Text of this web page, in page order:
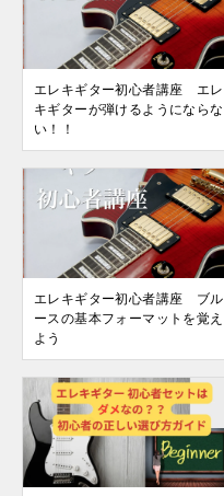
エレキギター初心者講座 エレ
キギターが弾けるようにならな
い！！
エレキギター初心者講座 ブル
ースの基本フォーマットを覚え
よう